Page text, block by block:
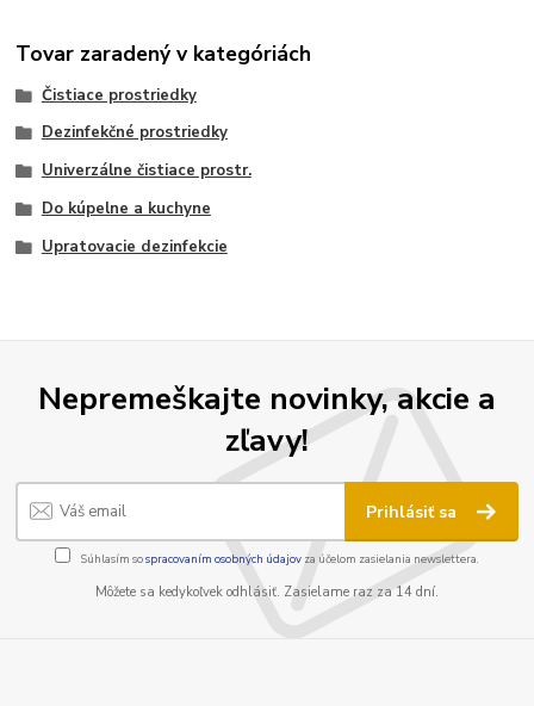
Tovar zaradený v kategóriách
Čistiace prostriedky
Dezinfekčné prostriedky
Univerzálne čistiace prostr.
Do kúpelne a kuchyne
Upratovacie dezinfekcie
Nepremeškajte novinky, akcie a
zľavy!
Prihlásiť sa
Súhlasím sospracovaním osobných údajov za účelom zasielania newslettera.
Môžete sa kedykoľvek odhlásiť. Zasielame raz za 14 dní.